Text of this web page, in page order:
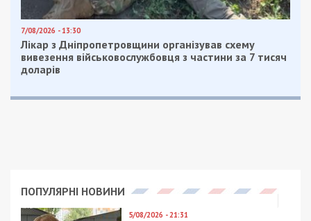
7/08/2026 - 13:30
Лікар з Дніпропетровщини організував схему
вивезення військовослужбовця з частини за 7 тисяч
доларів
ПОПУЛЯРНІ НОВИНИ
5/08/2026 - 21:31